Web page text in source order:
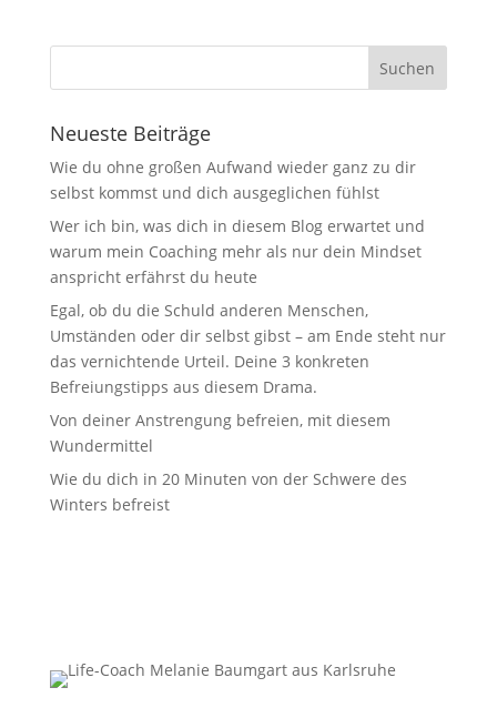
Neueste Beiträge
Wie du ohne großen Aufwand wieder ganz zu dir
selbst kommst und dich ausgeglichen fühlst
Wer ich bin, was dich in diesem Blog erwartet und
warum mein Coaching mehr als nur dein Mindset
anspricht erfährst du heute
Egal, ob du die Schuld anderen Menschen,
Umständen oder dir selbst gibst – am Ende steht nur
das vernichtende Urteil. Deine 3 konkreten
Befreiungstipps aus diesem Drama.
Von deiner Anstrengung befreien, mit diesem
Wundermittel
Wie du dich in 20 Minuten von der Schwere des
Winters befreist